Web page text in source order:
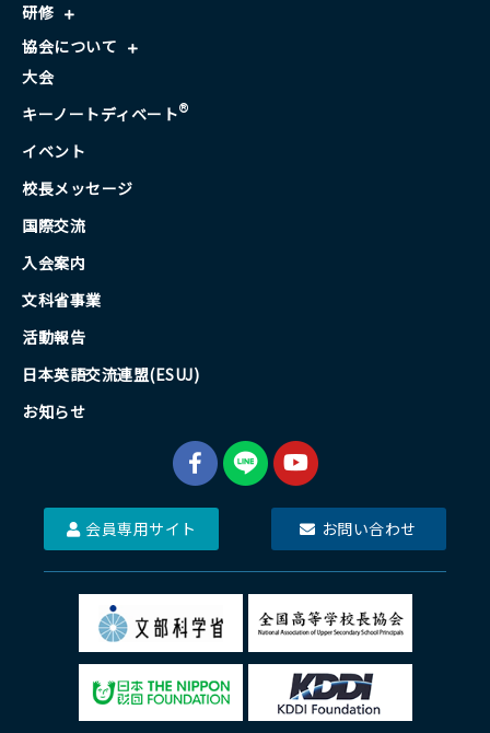
研修
協会について
大会
キーノートディベート®
イベント
校長メッセージ
国際交流
入会案内
文科省事業
活動報告
日本英語交流連盟(ESUJ)
お知らせ
会員専用サイト お問い合わせ